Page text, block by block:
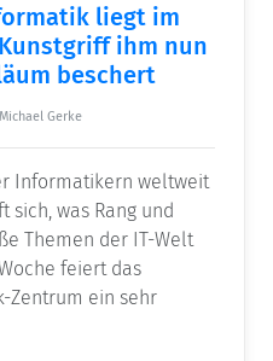
liegt im
ihm nun
beschert
Michael Gerke
Informatikern weltweit
sich, was Rang und
Themen der IT-Welt
feiert das
Zentrum ein sehr